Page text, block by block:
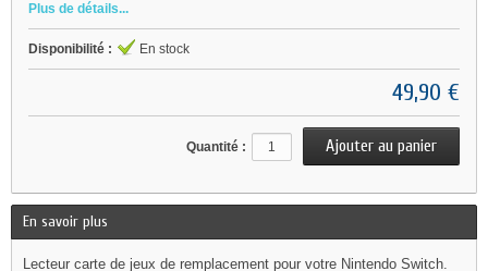
Plus de détails...
Disponibilité : En stock
49,90 €
Quantité :
En savoir plus
Lecteur carte de jeux de remplacement pour votre Nintendo Switch.